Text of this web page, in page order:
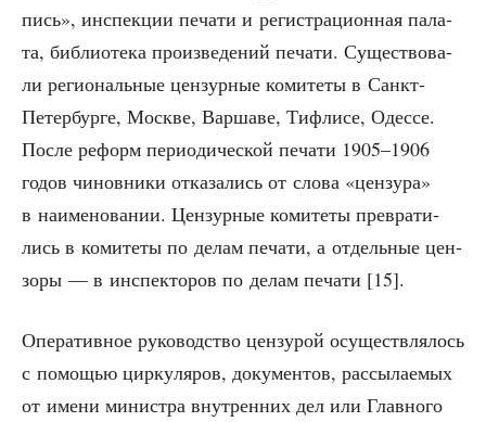
пись», инспек­ции печа­ти и реги­стра­ци­он­ная пала­
та, биб­лио­те­ка про­из­ве­де­ний печа­ти. Суще­ство­ва­
ли реги­о­наль­ные цен­зур­ные коми­те­ты в Санкт-
Петер­бур­ге, Москве, Вар­ша­ве, Тифли­се, Одес­се.
После реформ пери­о­ди­че­ской печа­ти 1905–1906
годов чинов­ни­ки отка­за­лись от сло­ва «цен­зу­ра»
в наиме­но­ва­нии. Цен­зур­ные коми­те­ты пре­вра­ти­
лись в коми­те­ты по делам печа­ти, а отдель­ные цен­
зо­ры — в инспек­то­ров по делам печа­ти [15].
Опе­ра­тив­ное руко­вод­ство цен­зу­рой осу­ществ­ля­лось
с помо­щью цир­ку­ля­ров, доку­мен­тов, рас­сы­ла­е­мых
от име­ни мини­стра внут­рен­них дел или Глав­но­го